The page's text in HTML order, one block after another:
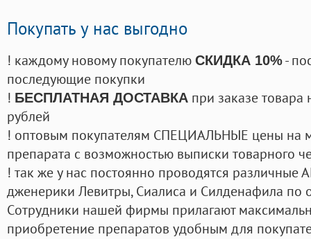
Покупать у нас выгодно
! каждому новому покупателю СКИДКА 10%-
последующие покупки
! БЕСПЛАТНАЯ ДОСТАВКА при заказе
рублей
! оптовым покупателям СПЕЦИАЛЬНЫЕ цены на
препарата с возможностью выписки товарного
! так же у нас постоянно проводятся
дженерики Левитры, Сиалиса и Силденафила по
Cотрудники нашей фирмы прилагают
приобретение препаратов удобным для